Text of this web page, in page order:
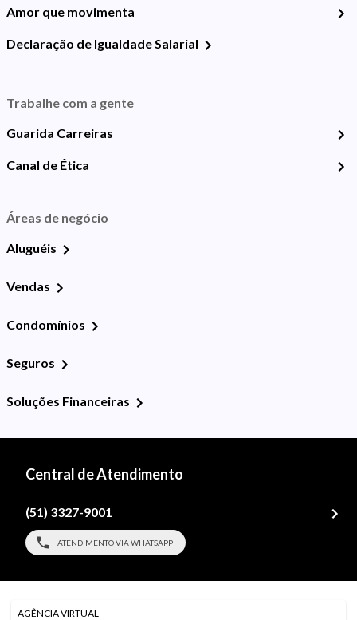
Amor que movimenta
Declaração de Igualdade Salarial
Trabalhe com a gente
Guarida Carreiras
Canal de Ética
Áreas de negócio
Aluguéis
Vendas
Condomínios
Seguros
Soluções Financeiras
Central de Atendimento
(51) 3327-9001
ATENDIMENTO VIA WHATSAPP
AGÊNCIA VIRTUAL